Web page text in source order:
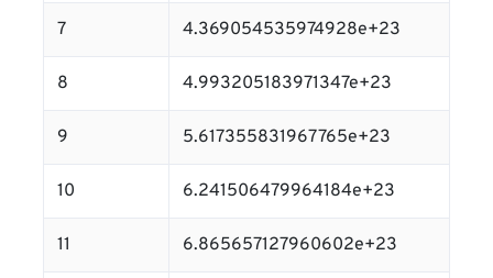
7 4.369054535974928e+23
8 4.993205183971347e+23
9 5.617355831967765e+23
10 6.241506479964184e+23
11 6.865657127960602e+23